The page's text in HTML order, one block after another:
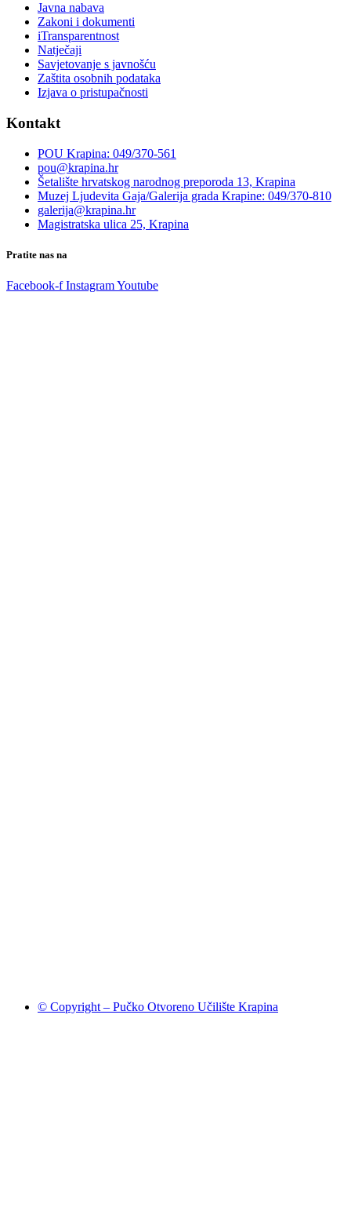
Javna nabava
Zakoni i dokumenti
iTransparentnost
Natječaji
Savjetovanje s javnošću
Zaštita osobnih podataka
Izjava o pristupačnosti
Kontakt
POU Krapina: 049/370-561
pou@krapina.hr
Šetalište hrvatskog narodnog preporoda 13, Krapina
Muzej Ljudevita Gaja/Galerija grada Krapine: 049/370-810
galerija@krapina.hr
Magistratska ulica 25, Krapina
Pratite nas na
Facebook-f InstagramYoutube
© Copyright – Pučko Otvoreno Učilište Krapina